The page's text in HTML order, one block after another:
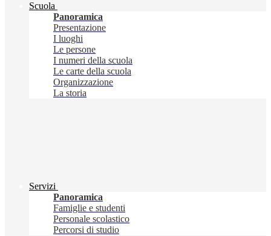
Scuola
Panoramica
Presentazione
I luoghi
Le persone
I numeri della scuola
Le carte della scuola
Organizzazione
La storia
Servizi
Panoramica
Famiglie e studenti
Personale scolastico
Percorsi di studio